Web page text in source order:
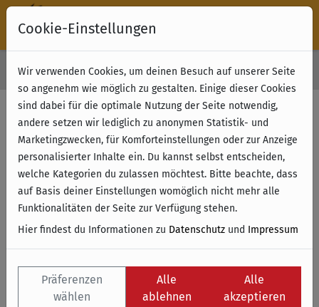
Kostenloser Versand & Retoure ab 49 € (innerhalb Deutschlands)
Cookie-Einstellungen
Wir verwenden Cookies, um deinen Besuch auf unserer Seite
so angenehm wie möglich zu gestalten. Einige dieser Cookies
sind dabei für die optimale Nutzung der Seite notwendig,
andere setzen wir lediglich zu anonymen Statistik- und
Marketingzwecken, für Komforteinstellungen oder zur Anzeige
personalisierter Inhalte ein. Du kannst selbst entscheiden,
welche Kategorien du zulassen möchtest. Bitte beachte, dass
auf Basis deiner Einstellungen womöglich nicht mehr alle
Funktionalitäten der Seite zur Verfügung stehen.
Hier findest du Informationen zu Datenschutz und Impressum
Präferenzen
wählen
Alle
ablehnen
Alle
akzeptieren